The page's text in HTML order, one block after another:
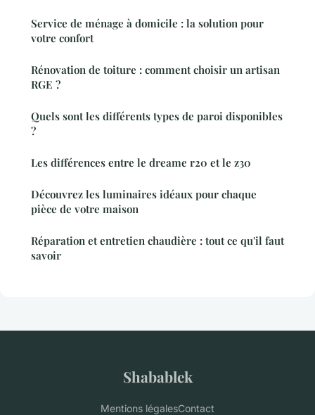
Service de ménage à domicile : la solution pour
votre confort
Rénovation de toiture : comment choisir un artisan
RGE ?
Quels sont les différents types de paroi disponibles
?
Les différences entre le dreame r20 et le z30
Découvrez les luminaires idéaux pour chaque
pièce de votre maison
Réparation et entretien chaudière : tout ce qu'il faut
savoir
Shabablek
Mentions légalesContact